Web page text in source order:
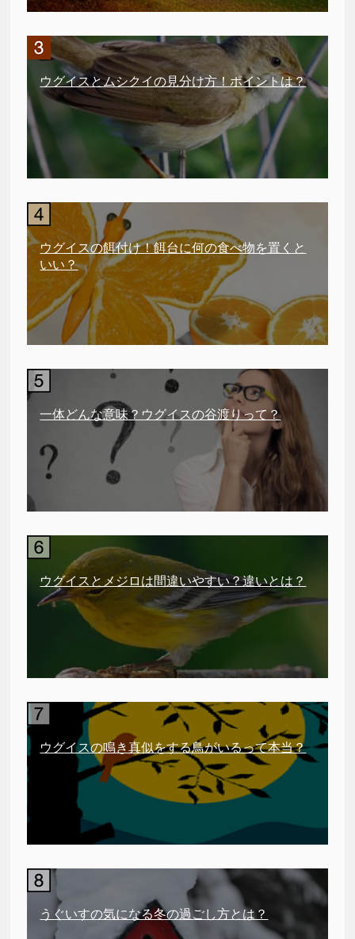
ウグイスとムシクイの見分け方！ポイントは？
ウグイスの餌付け！餌台に何の食べ物を置くと
いい？
一体どんな意味？ウグイスの谷渡りって？
ウグイスとメジロは間違いやすい？違いとは？
ウグイスの鳴き真似をする鳥がいるって本当？
うぐいすの気になる冬の過ごし方とは？